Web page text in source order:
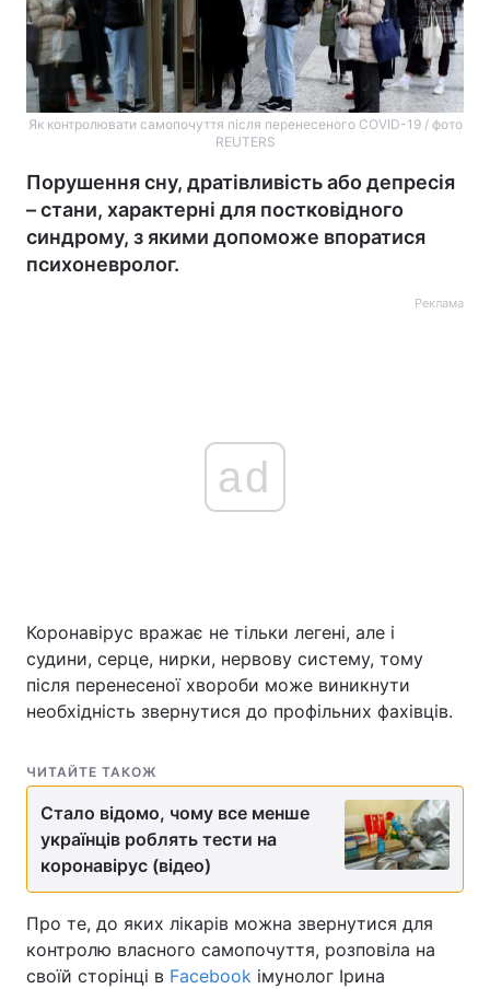
Як контролювати самопочуття після перенесеного COVID-19 / фото
REUTERS
Порушення сну, дратівливість або депресія
– стани, характерні для постковідного
синдрому, з якими допоможе впоратися
психоневролог.
Реклама
ad
Коронавірус вражає не тільки легені, але і
судини, серце, нирки, нервову систему, тому
після перенесеної хвороби може виникнути
необхідність звернутися до профільних фахівців.
ЧИТАЙТЕ ТАКОЖ
Стало відомо, чому все менше
українців роблять тести на
коронавірус (відео)
Про те, до яких лікарів можна звернутися для
контролю власного самопочуття, розповіла на
своїй сторінці в Facebook імунолог Ірина